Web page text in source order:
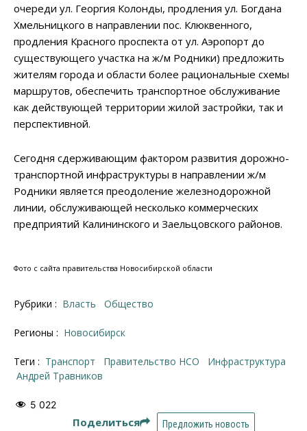
очереди ул. Георгия Колонды, продления ул. Богдана
Хмельницкого в направлении пос. Клюквенного,
продления Красного проспекта от ул. Аэропорт до
существующего участка на ж/м Родники) предложить
жителям города и области более рациональные схемы
маршрутов, обеспечить транспортное обслуживание
как действующей территории жилой застройки, так и
перспективной.
Сегодня сдерживающим фактором развития дорожно-
транспортной инфраструктуры в направлении ж/м
Родники является преодоление железнодорожной
линии, обслуживающей несколько коммерческих
предприятий Калининского и Заельцовского районов.
Фото с сайта правительства Новосибирской области
Рубрики : Власть Общество
Регионы : Новосибирск
Теги : транспорт правительство НСО
инфраструктура
Андрей Травников
5 022
Поделиться Предложить новость